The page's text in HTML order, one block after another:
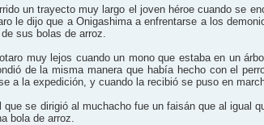
un trayecto muy largo el joven héroe cuando se
le dijo que a Onigashima a enfrentarse a los
sus bolas de arroz.
muy lejos cuando un mono que estaba en un
de la misma manera que había hecho con el
a la expedición, y cuando la recibió se puso en
que se dirigió al muchacho fue un faisán que al igual
bola de arroz.